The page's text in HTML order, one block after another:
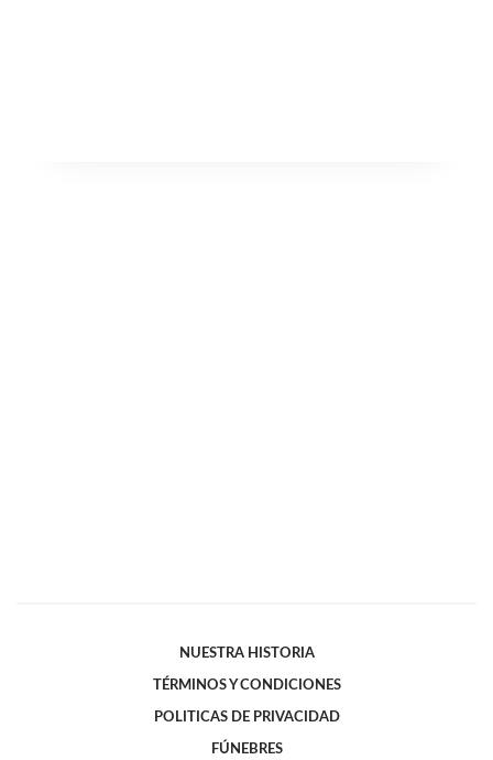
NUESTRA HISTORIA
TÉRMINOS Y CONDICIONES
POLITICAS DE PRIVACIDAD
FÚNEBRES